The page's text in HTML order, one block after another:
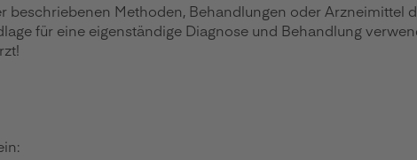
Methoden, Behandlungen oder Arzneimittel
für eine eigenständige Diagnose und Behandlung